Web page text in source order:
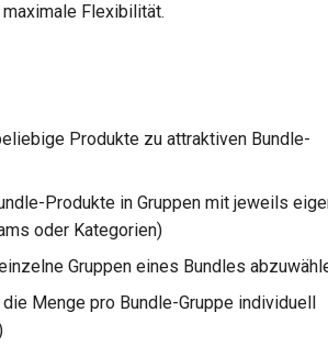
Flexibilität.
Produkte zu attraktiven Bundle-
Produkte in Gruppen mit jeweils
oder Kategorien)
Gruppen eines Bundles
die Menge pro Bundle-Gruppe individuell